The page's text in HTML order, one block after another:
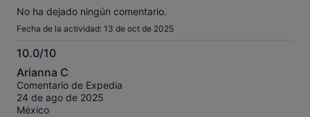
No ha dejado ningún comentario.
Fecha de la actividad: 13 de oct de 2025
10.0/10
10.0
sobre
10
Arianna C
Comentario de Expedia
24 de ago de 2025
México